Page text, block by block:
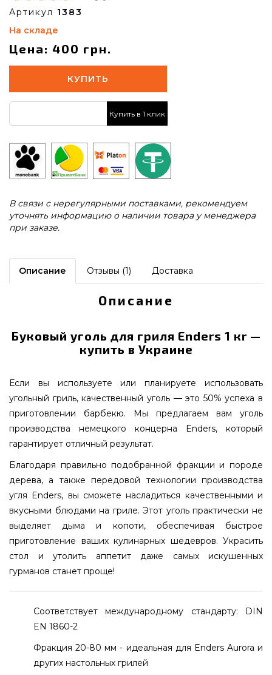
Артикул 1383
На складе
Цена: 400 грн.
КУПИТЬ
Купить в 1 клик
В связи с нерегулярными поставками, рекомендуем
уточнять информацию о наличии товара у менеджера
при заказе.
Описание Отзывы (1) Доставка
Описание
Буковый уголь для гриля Enders 1 кr —
купить в Украине
Если вы используете или планируете использовать
угольный гриль, качественный уголь — это 50% успеха в
приготовлении барбекю. Мы предлагаем вам уголь
производства немецкого концерна Enders, который
гарантирует отличный результат.
Благодаря правильно подобранной фракции и породе
дерева, а также передовой технологии производства
угля Enders, вы сможете насладиться качественными и
вкусными блюдами на гриле. Этот уголь практически не
выделяет дыма и копоти, обеспечивая быстрое
приготовление ваших кулинарных шедевров. Украсить
стол и утолить аппетит даже самых искушенных
гурманов станет проще!
Соответствует международному стандарту: DIN
EN 1860-2
Фракция 20-80 мм - идеальная для Enders Aurora и
других настольных грилей